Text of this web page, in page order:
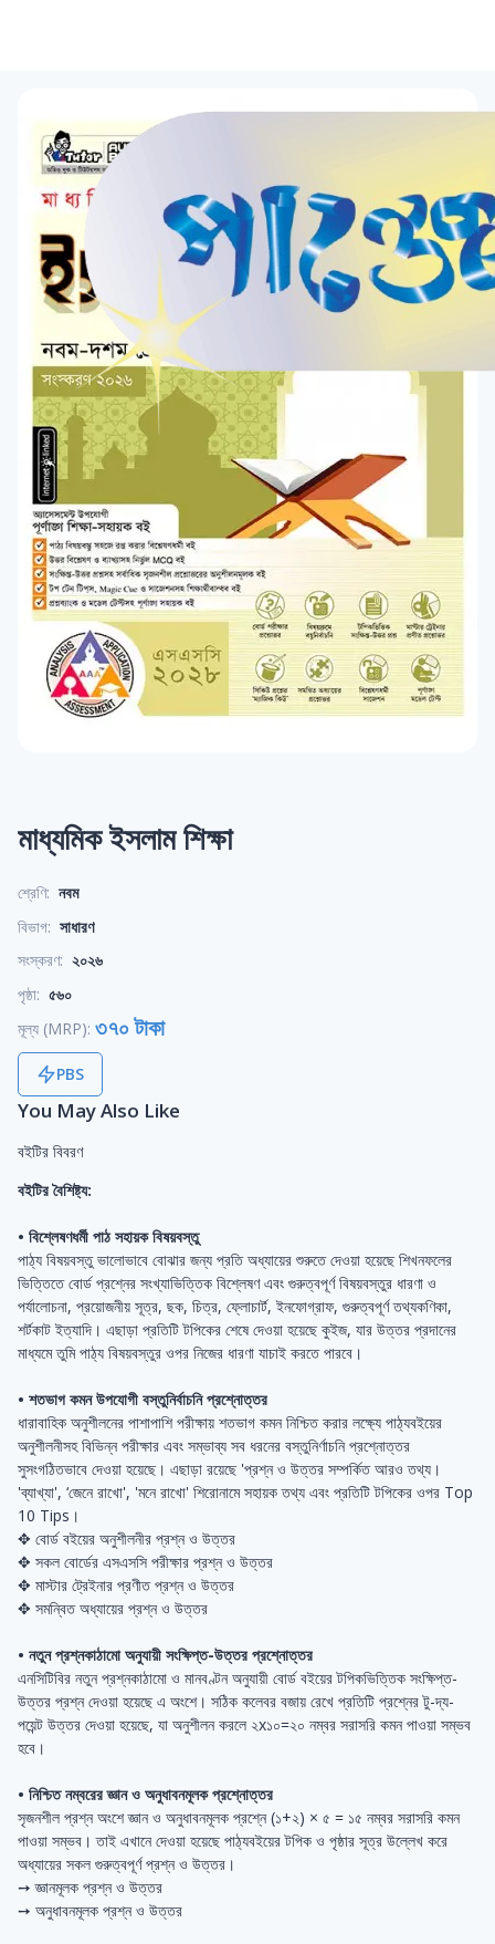
মাধ্যমিক ইসলাম শিক্ষা
শ্রেণি: নবম
বিভাগ: সাধারণ
সংস্করণ: ২০২৬
পৃষ্ঠা: ৫৬০
মূল্য (MRP): ৩৭০ টাকা
PBS
You May Also Like
বইটির বিবরণ
বইটির বৈশিষ্ট্য:
• বিশ্লেষণধর্মী পাঠ সহায়ক বিষয়বস্তু
পাঠ্য বিষয়বস্তু ভালোভাবে বোঝার জন্য প্রতি অধ্যায়ের শুরুতে দেওয়া হয়েছে শিখনফলের
ভিত্তিতে বোর্ড প্রশ্নের সংখ্যাভিত্তিক বিশ্লেষণ এবং গুরুত্বপূর্ণ বিষয়বস্তুর ধারণা ও
পর্যালোচনা, প্রয়োজনীয় সূত্র, ছক, চিত্র, ফ্লোচার্ট, ইনফোগ্রাফ, গুরুত্বপূর্ণ তথ্যকণিকা,
শর্টকাট ইত্যাদি। এছাড়া প্রতিটি টপিকের শেষে দেওয়া হয়েছে কুইজ, যার উত্তর প্রদানের
মাধ্যমে তুমি পাঠ্য বিষয়বস্তুর ওপর নিজের ধারণা যাচাই করতে পারবে।
• শতভাগ কমন উপযোগী বস্তুনির্বাচনি প্রশ্নোত্তর
ধারাবাহিক অনুশীলনের পাশাপাশি পরীক্ষায় শতভাগ কমন নিশ্চিত করার লক্ষ্যে পাঠ্যবইয়ের
অনুশীলনীসহ বিভিন্ন পরীক্ষার এবং সম্ভাব্য সব ধরনের বস্তুনির্ণাচনি প্রশ্নোত্তর
সুসংগঠিতভাবে দেওয়া হয়েছে। এছাড়া রয়েছে 'প্রশ্ন ও উত্তর সম্পর্কিত আরও তথ্য।
'ব্যাখ্যা', ‘জেনে রাখো', 'মনে রাখো' শিরোনামে সহায়ক তথ্য এবং প্রতিটি টপিকের ওপর Top
10 Tips।
✥ বোর্ড বইয়ের অনুশীলনীর প্রশ্ন ও উত্তর
✥ সকল বোর্ডের এসএসসি পরীক্ষার প্রশ্ন ও উত্তর
✥ মাস্টার ট্রেইনার প্রণীত প্রশ্ন ও উত্তর
✥ সমন্বিত অধ্যায়ের প্রশ্ন ও উত্তর
• নতুন প্রশ্নকাঠামো অনুযায়ী সংক্ষিপ্ত-উত্তর প্রশ্নোত্তর
এনসিটিবির নতুন প্রশ্নকাঠামো ও মানবণ্টন অনুযায়ী বোর্ড বইয়ের টপিকভিত্তিক সংক্ষিপ্ত-
উত্তর প্রশ্ন দেওয়া হয়েছে এ অংশে। সঠিক কলেবর বজায় রেখে প্রতিটি প্রশ্নের টু-দ্য-
পয়েন্ট উত্তর দেওয়া হয়েছে, যা অনুশীলন করলে ২x১০=২০ নম্বর সরাসরি কমন পাওয়া সম্ভব
হবে।
• নিশ্চিত নম্বরের জ্ঞান ও অনুধাবনমূলক প্রশ্নোত্তর
সৃজনশীল প্রশ্ন অংশে জ্ঞান ও অনুধাবনমূলক প্রশ্নে (১+২) × ৫ = ১৫ নম্বর সরাসরি কমন
পাওয়া সম্ভব। তাই এখানে দেওয়া হয়েছে পাঠ্যবইয়ের টপিক ও পৃষ্ঠার সূত্র উল্লেখ করে
অধ্যায়ের সকল গুরুত্বপূর্ণ প্রশ্ন ও উত্তর।
➙ জ্ঞানমূলক প্রশ্ন ও উত্তর
➙ অনুধাবনমূলক প্রশ্ন ও উত্তর